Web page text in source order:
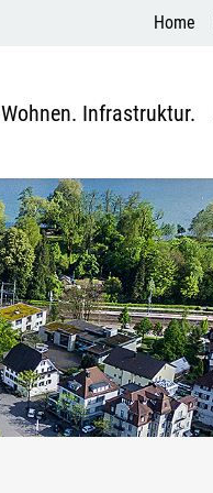
Home
Wohnen. Infrastruktur.